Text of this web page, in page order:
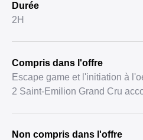
Durée
2H
Compris dans l'offre
Escape game et l'initiation à
2 Saint-Emilion Grand Cru
Non compris dans l'offre